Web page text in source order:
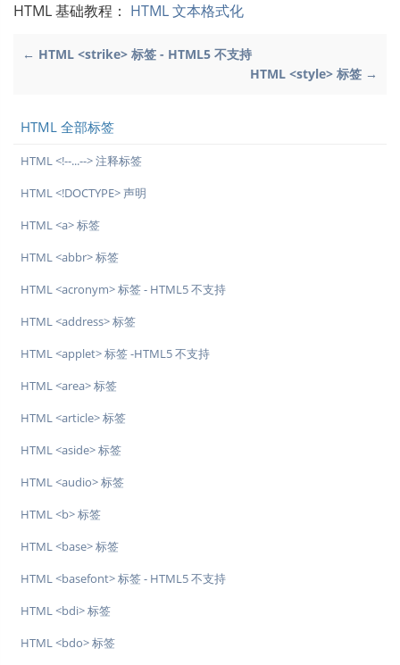
HTML 基础教程： HTML 文本格式化
← HTML <strike> 标签 - HTML5 不支持
HTML <style> 标签 →
HTML 全部标签
HTML <!--...--> 注释标签
HTML <!DOCTYPE> 声明
HTML <a> 标签
HTML <abbr> 标签
HTML <acronym> 标签 - HTML5 不支持
HTML <address> 标签
HTML <applet> 标签 -HTML5 不支持
HTML <area> 标签
HTML <article> 标签
HTML <aside> 标签
HTML <audio> 标签
HTML <b> 标签
HTML <base> 标签
HTML <basefont> 标签 - HTML5 不支持
HTML <bdi> 标签
HTML <bdo> 标签